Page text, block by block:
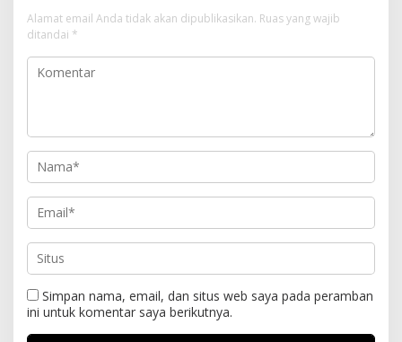
Alamat email Anda tidak akan dipublikasikan. Ruas yang wajib
ditandai *
Simpan nama, email, dan situs web saya pada peramban
ini untuk komentar saya berikutnya.